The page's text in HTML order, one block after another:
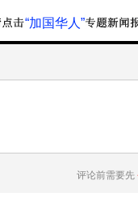
“加国华人”
评论前需要先